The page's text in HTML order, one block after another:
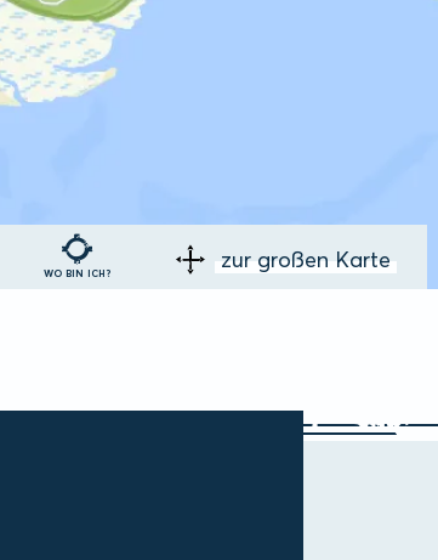
WO BIN ICH? zur großen Karte